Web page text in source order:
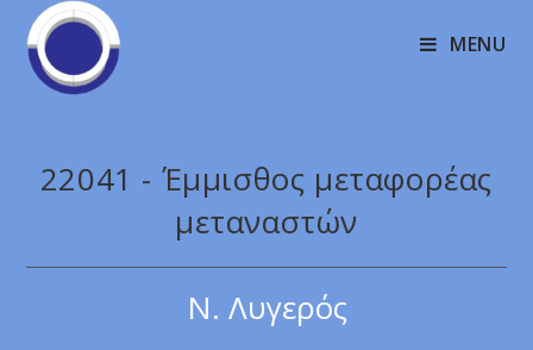
MENU
22041 - Έμμισθος μεταφορέας
μεταναστών
Ν. Λυγερός